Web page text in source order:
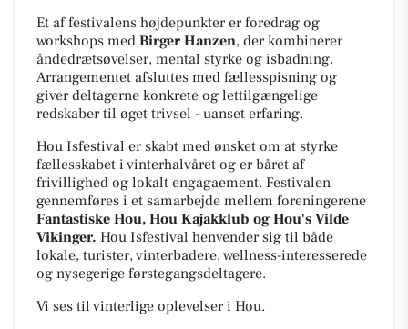
Et af festivalens højdepunkter er foredrag og
workshops med Birger Hanzen, der kombinerer
åndedrætsøvelser, mental styrke og isbadning.
Arrangementet afsluttes med fællesspisning og
giver deltagerne konkrete og lettilgængelige
redskaber til øget trivsel - uanset erfaring.
Hou Isfestival er skabt med ønsket om at styrke
fællesskabet i vinterhalvåret og er båret af
frivillighed og lokalt engagaement. Festivalen
gennemføres i et samarbejde mellem foreningerene
Fantastiske Hou, Hou Kajakklub og Hou's Vilde
Vikinger. Hou Isfestival henvender sig til både
lokale, turister, vinterbadere, wellness-interesserede
og nysegerige førstegangsdeltagere.
Vi ses til vinterlige oplevelser i Hou.